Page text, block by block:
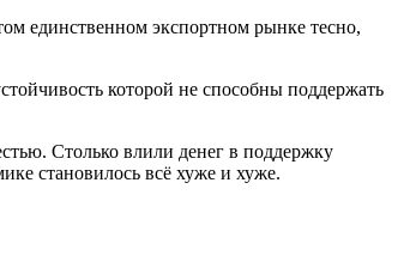
единственном экспортном рынке тесно,
которой не способны поддержать
Столько влили денег в поддержку
становилось всё хуже и хуже.